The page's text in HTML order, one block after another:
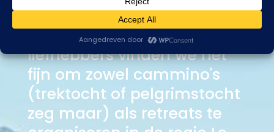
Als gepassioneerde Italië
liefhebbers vinden we het
fijn om zowel cammino's
(trektocht of pelgrimstocht
zeg maar) als retreats te